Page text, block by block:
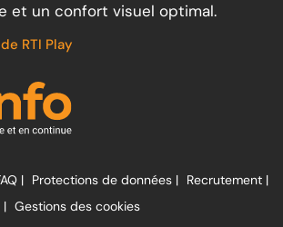
et un confort visuel optimal.
RTI Play
| Protections de données | Recrutement |
| Gestions des cookies